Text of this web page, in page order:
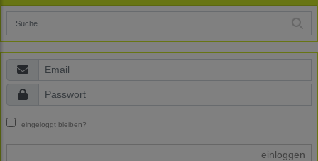
eingeloggt bleiben?
einloggen